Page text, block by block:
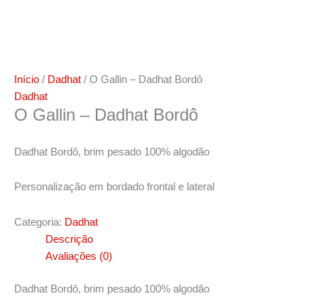
Início / Dadhat / O Gallin – Dadhat Bordô
Dadhat
O Gallin – Dadhat Bordô
Dadhat Bordô, brim pesado 100% algodão
Personalização em bordado frontal e lateral
Categoria: Dadhat
Descrição
Avaliações (0)
Dadhat Bordô, brim pesado 100% algodão